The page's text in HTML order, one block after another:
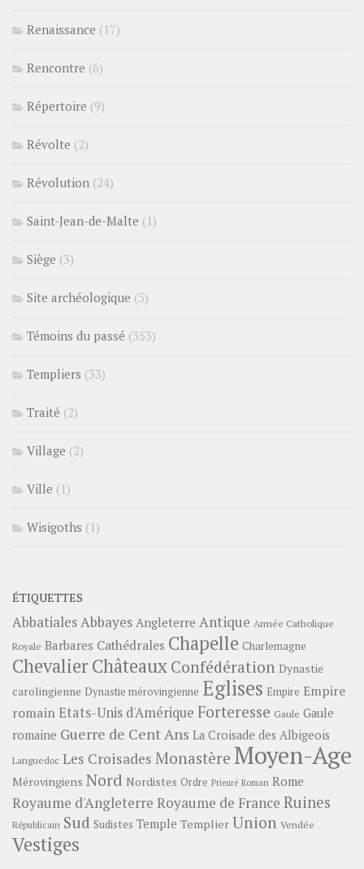
Renaissance (17)
Rencontre (6)
Répertoire (9)
Révolte (2)
Révolution (24)
Saint-Jean-de-Malte (1)
Siège (3)
Site archéologique (5)
Témoins du passé (353)
Templiers (33)
Traité (2)
Village (2)
Ville (1)
Wisigoths (1)
ÉTIQUETTES
Abbatiales Abbayes Angleterre Antique Armée Catholique
Royale Barbares Cathédrales Chapelle Charlemagne
ChevalierChâteauxConfédération Dynastie
carolingienne Dynastie mérovingienne Eglises Empire Empire
romainEtats-Unis d'Amérique Forteresse Gaule Gaule
romaine Guerre de Cent Ans La Croisade des Albigeois
Languedoc Les Croisades Monastère Moyen-Age
Mérovingiens Nord Nordistes Ordre Prieuré Roman Rome
Royaume d'Angleterre Royaume de France Ruines
Républicain Sud Sudistes Temple Templier Union Vendée
Vestiges